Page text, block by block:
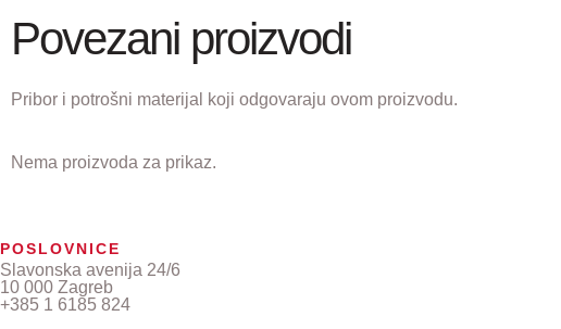
Povezani proizvodi
Pribor i potrošni materijal koji odgovaraju ovom proizvodu.
Nema proizvoda za prikaz.
POSLOVNICE
Slavonska avenija 24/6
10 000 Zagreb
+385 1 6185 824